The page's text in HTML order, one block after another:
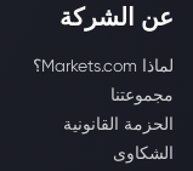
عن الشركة
لماذا Markets.com؟
مجموعتنا
الحزمة القانونية
الشكاوى